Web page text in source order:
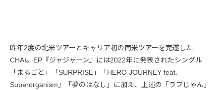
昨年2度の北米ツアーとキャリア初の南米ツアーを完遂した
CHAI。EP『ジャジャーン』には2022年に発表されたシングル
「まるごと」「SURPRISE」「HERO JOURNEY feat.
Superorganism」「夢のはなし」に加え、上述の「ラブじゃん」